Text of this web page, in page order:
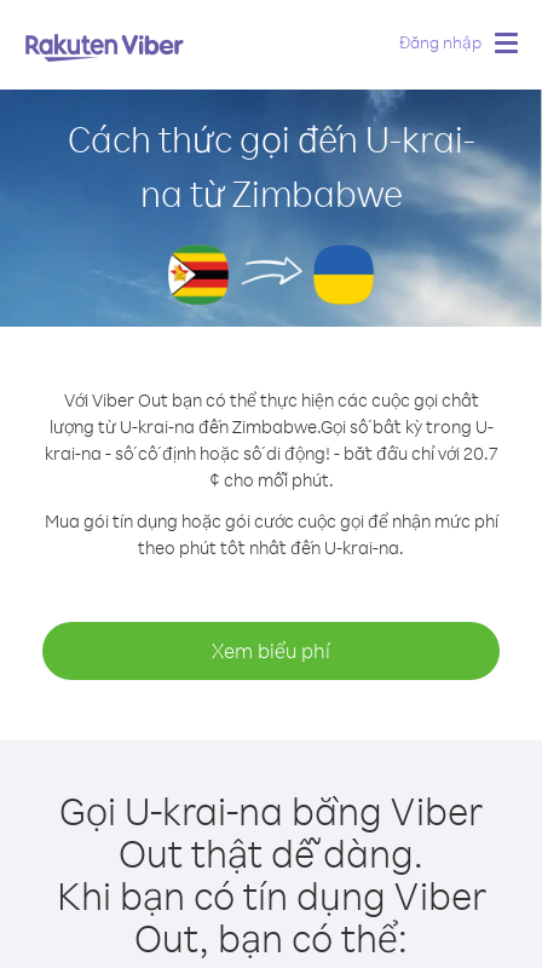
Đăng nhập
Cách thức gọi đến U-krai-
na từ Zimbabwe
Với Viber Out bạn có thể thực hiện các cuộc gọi chất
lượng từ U-krai-na đến Zimbabwe.Gọi số bất kỳ trong U-
krai-na - số cố định hoặc số di động! - bắt đầu chỉ với 20.7
¢ cho mỗi phút.
Mua gói tín dụng hoặc gói cước cuộc gọi để nhận mức phí
theo phút tốt nhất đến U-krai-na.
Xem biểu phí
Gọi U-krai-na bằng Viber
Out thật dễ dàng.
Khi bạn có tín dụng Viber
Out, bạn có thể: